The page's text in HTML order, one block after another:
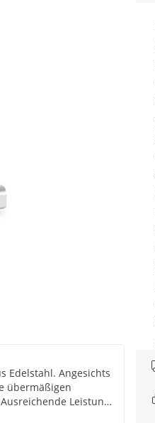
Edelstahl. Angesichts
übermäßigen
Leistung